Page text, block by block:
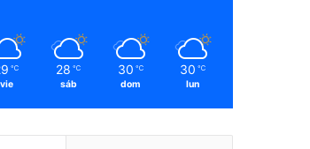
℃
vie
28 ℃
sáb
30 ℃
dom
30 ℃
lun